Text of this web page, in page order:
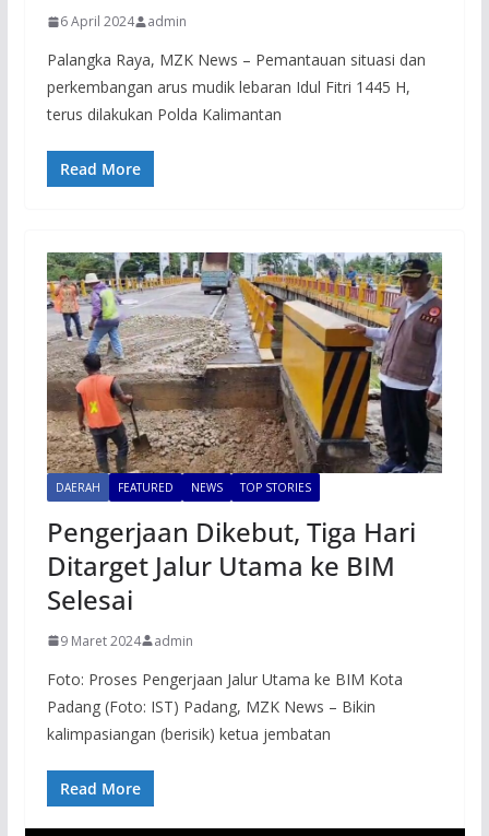
6 April 2024 admin
Palangka Raya, MZK News – Pemantauan situasi dan
perkembangan arus mudik lebaran Idul Fitri 1445 H,
terus dilakukan Polda Kalimantan
Read More
DAERAH FEATURED NEWS TOP STORIES
Pengerjaan Dikebut, Tiga Hari
Ditarget Jalur Utama ke BIM
Selesai
9 Maret 2024 admin
Foto: Proses Pengerjaan Jalur Utama ke BIM Kota
Padang (Foto: IST) Padang, MZK News – Bikin
kalimpasiangan (berisik) ketua jembatan
Read More